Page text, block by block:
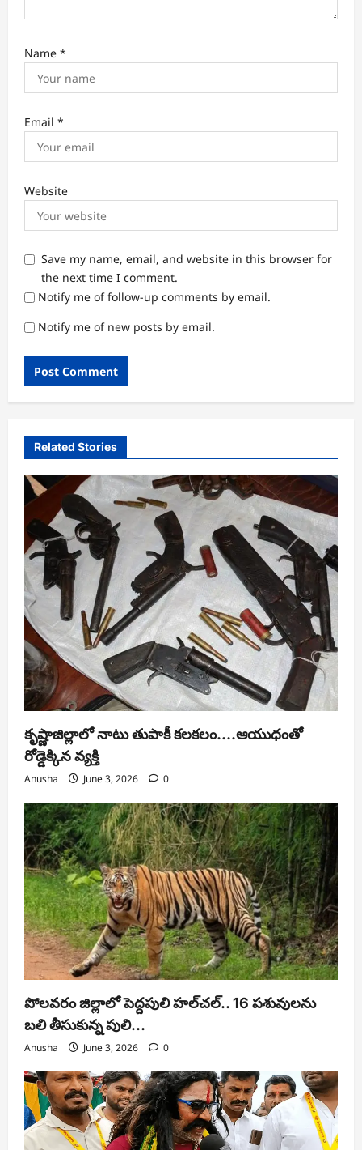
Name *
Email *
Website
Save my name, email, and website in this browser for
the next time I comment.
Notify me of follow-up comments by email.
Notify me of new posts by email.
Related Stories
కృష్ణాజిల్లాలో నాటు తుపాకీ కలకలం….ఆయుధంతో
రోడ్డెక్కిన వ్యక్తి
Anusha June 3, 2026 0
పోలవరం జిల్లాలో పెద్దపులి హల్‌చల్.. 16 పశువులను
బలి తీసుకున్న పులి…
Anusha June 3, 2026 0